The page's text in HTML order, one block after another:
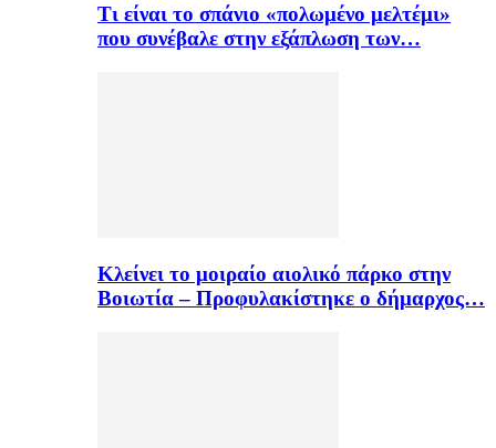
Τι είναι το σπάνιο «πολωμένο μελτέμι»
που συνέβαλε στην εξάπλωση των…
Κλείνει το μοιραίο αιολικό πάρκο στην
Βοιωτία – Προφυλακίστηκε ο δήμαρχος…